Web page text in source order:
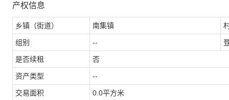
产权信息
乡镇（街道） 南集镇
组别 --
是否续租 否
资产类型 --
交易面积 0.0平方米